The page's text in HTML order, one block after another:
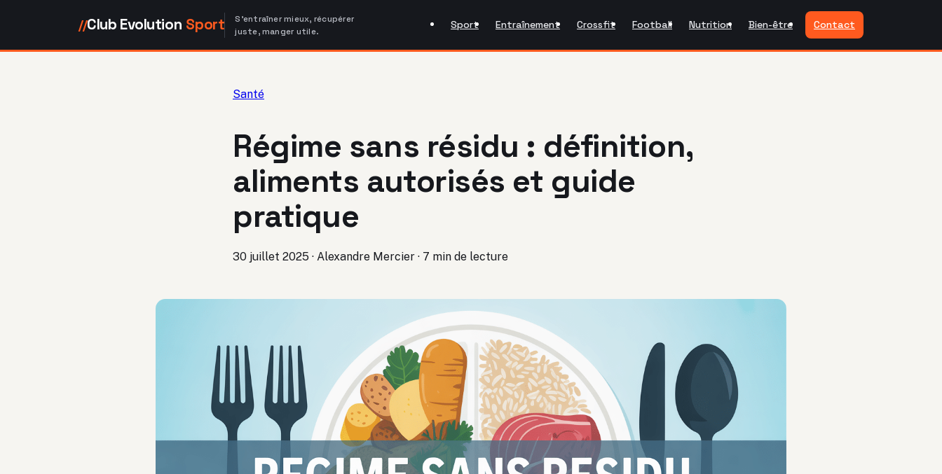
//Club Evolution Sport
S'entraîner mieux, récupérer
juste, manger utile.
Sport Entraînement Crossfit Football Nutrition Bien-être Contact
Santé
Régime sans résidu : définition,
aliments autorisés et guide
pratique
30 juillet 2025 · Alexandre Mercier · 7 min de lecture